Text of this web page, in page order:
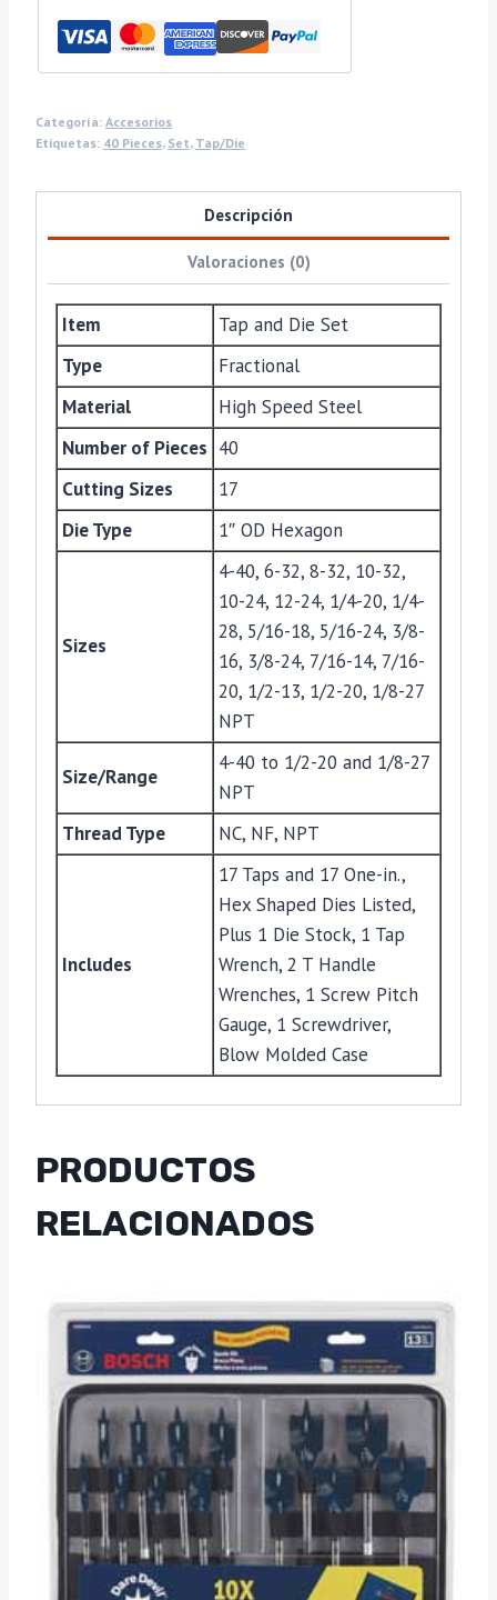
Categoría: Accesorios
Etiquetas: 40 Pieces, Set, Tap/Die
Descripción
Valoraciones (0)
Item
Tap and Die Set
Type
Fractional
Material
High Speed Steel
Number of Pieces 40
Cutting Sizes
17
Die Type
1″ OD Hexagon
Sizes
4-40, 6-32, 8-32, 10-32,
10-24, 12-24, 1/4-20, 1/4-
28, 5/16-18, 5/16-24, 3/8-
16, 3/8-24, 7/16-14, 7/16-
20, 1/2-13, 1/2-20, 1/8-27
NPT
Size/Range
4-40 to 1/2-20 and 1/8-27
NPT
Thread Type
NC, NF, NPT
Includes
17 Taps and 17 One-in.,
Hex Shaped Dies Listed,
Plus 1 Die Stock, 1 Tap
Wrench, 2 T Handle
Wrenches, 1 Screw Pitch
Gauge, 1 Screwdriver,
Blow Molded Case
PRODUCTOS
RELACIONADOS